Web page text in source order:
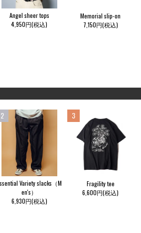
Angel sheer tops
4,950円(税込)
Memorial slip-on
7,150円(税込)
2
Variety slacks（M
en's）
6,930円(税込)
3
Fragility tee
6,600円(税込)